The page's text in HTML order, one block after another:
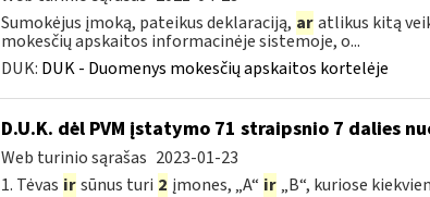
Sumokėjus įmoką, pateikus deklaraciją, ar atlikus kitą
mokesčių apskaitos informacinėje sistemoje, o...
DUK: DUK - Duomenys mokesčių apskaitos kortelėje
D.U.K. dėl PVM įstatymo 71 straipsnio 7 dalies
Web turinio sąrašas 2023-01-23
1. Tėvas ir sūnus turi 2 įmones, „A“ ir „B“, kuriose